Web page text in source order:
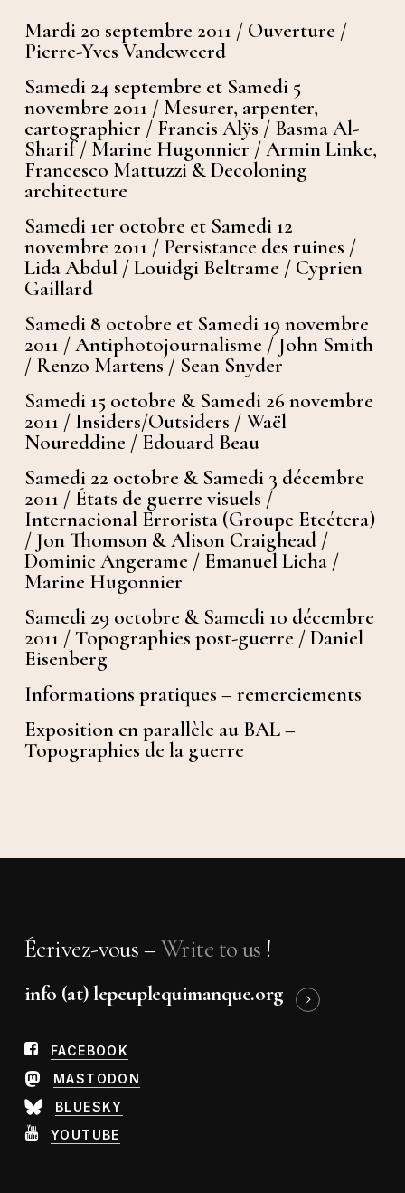
Mardi 20 septembre 2011 / Ouverture /
Pierre-Yves Vandeweerd
Samedi 24 septembre et Samedi 5
novembre 2011 / Mesurer, arpenter,
cartographier / Francis Alÿs / Basma Al-
Sharif / Marine Hugonnier / Armin Linke,
Francesco Mattuzzi & Decoloning
architecture
Samedi 1er octobre et Samedi 12
novembre 2011 / Persistance des ruines /
Lida Abdul / Louidgi Beltrame / Cyprien
Gaillard
Samedi 8 octobre et Samedi 19 novembre
2011 / Antiphotojournalisme / John Smith
/ Renzo Martens / Sean Snyder
Samedi 15 octobre & Samedi 26 novembre
2011 / Insiders/Outsiders / Waël
Noureddine / Edouard Beau
Samedi 22 octobre & Samedi 3 décembre
2011 / États de guerre visuels /
Internacional Errorista (Groupe Etcétera)
/ Jon Thomson & Alison Craighead /
Dominic Angerame / Emanuel Licha /
Marine Hugonnier
Samedi 29 octobre & Samedi 10 décembre
2011 / Topographies post-guerre / Daniel
Eisenberg
Informations pratiques – remerciements
Exposition en parallèle au BAL –
Topographies de la guerre
Écrivez-vous –Write to us !
info (at) lepeuplequimanque.org
FACEBOOK
MASTODON
BLUESKY
YOUTUBE